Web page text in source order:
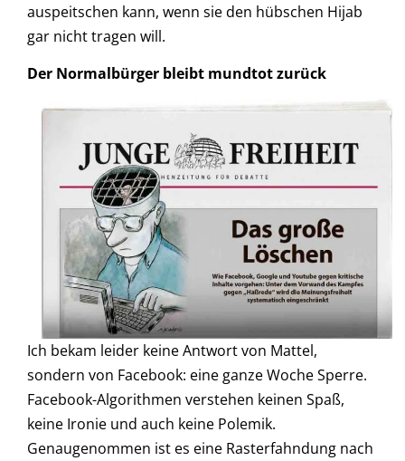
auspeitschen kann, wenn sie den hübschen Hijab
gar nicht tragen will.
Der Normalbürger bleibt mundtot zurück
Ich bekam leider keine Antwort von Mattel,
sondern von Facebook: eine ganze Woche Sperre.
Facebook-Algorithmen verstehen keinen Spaß,
keine Ironie und auch keine Polemik.
Genaugenommen ist es eine Rasterfahndung nach